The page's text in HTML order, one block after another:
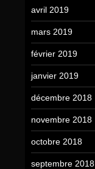
avril 2019
mars 2019
février 2019
janvier 2019
décembre 2018
novembre 2018
octobre 2018
septembre 2018